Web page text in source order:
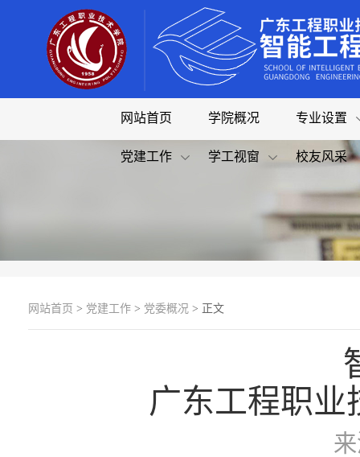
网站首页 学院概况 专业设置
党建工作 学工视窗 校友风采
网站首页 > 党建工作 > 党委概况 > 正文
广东工程职业